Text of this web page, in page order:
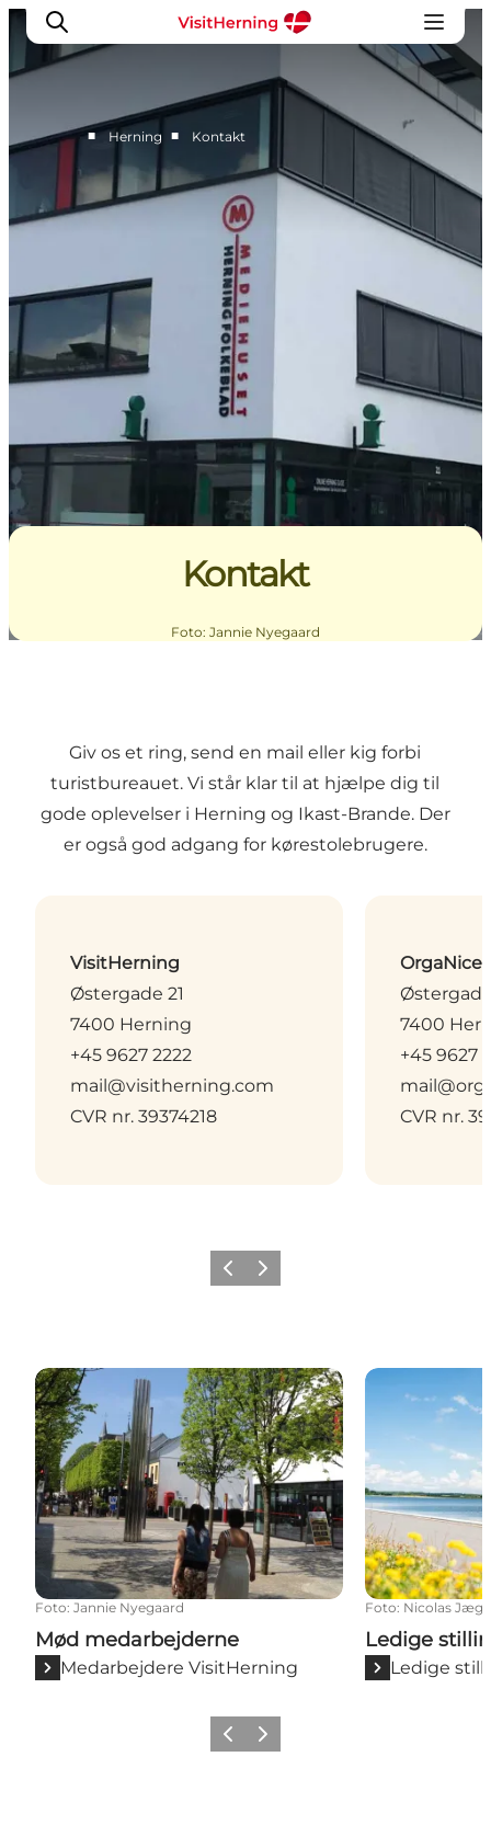
Det sker
Spis, drik og shop
Se og oplev
Find vej
Sov godt
Book overnatning
■ Herning ■ Kontakt
Kontakt
Foto: Jannie Nyegaard
Giv os et ring, send en mail eller kig forbi
turistbureauet. Vi står klar til at hjælpe dig til
gode oplevelser i Herning og Ikast-Brande. Der
er også god adgang for kørestolebrugere.
VisitHerning
Østergade 21
7400 Herning
+45 9627 2222
mail@visitherning.com
CVR nr. 39374218
OrgaNicer
Østergade
7400
+45 9627
CVR nr.
Forrige billede
Næste billede
Mød medarbejderne
Foto: Jannie Nyegaard
Mød medarbejderne
Medarbejdere VisitHerning
Ledige
Foto: Nicolas
Ledige
Ledige
Forrige billede
Næste billede